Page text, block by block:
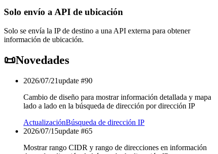
Solo envío a API de ubicación
Solo se envía la IP de destino a una API externa para obtener
información de ubicación.
📜Novedades
2026/07/21update #90
Cambio de diseño para mostrar información detallada y mapa
lado a lado en la búsqueda de dirección por dirección IP
ActualizaciónBúsqueda de dirección IP
2026/07/15update #65
Mostrar rango CIDR y rango de direcciones en información